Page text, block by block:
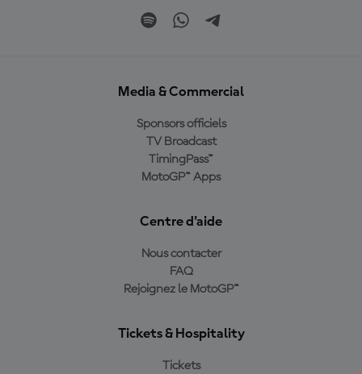
Media & Commercial
Sponsors officiels
TV Broadcast
TimingPass™
MotoGP™ Apps
Centre d'aide
Nous contacter
FAQ
Rejoignez le MotoGP™
Tickets & Hospitality
Tickets